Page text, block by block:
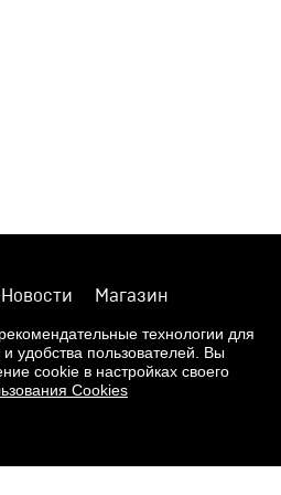
Новости
Магазин
музей
Контакты
технологии для
удобства пользователей. Вы
cookie в настройках своего
Cookies